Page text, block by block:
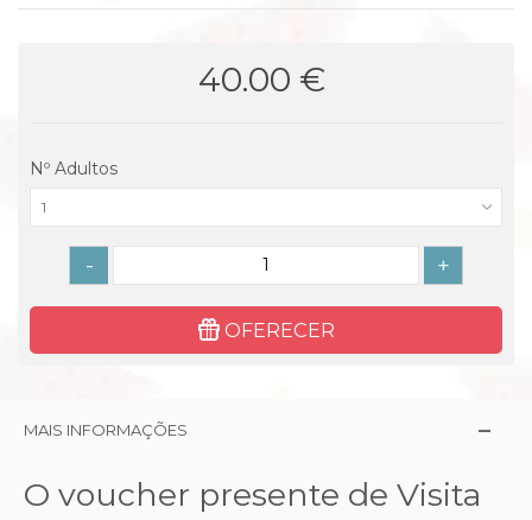
40.00 €
Nº Adultos
1
- +
OFERECER
MAIS INFORMAÇÕES
O voucher presente de Visita